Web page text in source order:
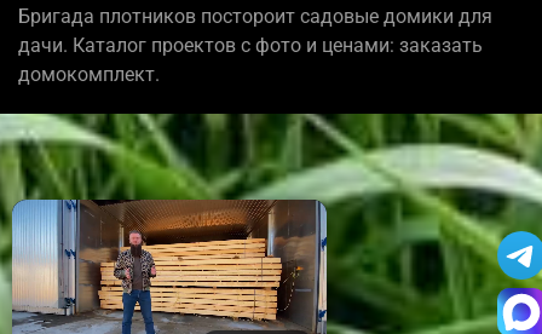
Бригада плотников постороит садовые домики для
дачи. Каталог проектов с фото и ценами: заказать
домокомплект.